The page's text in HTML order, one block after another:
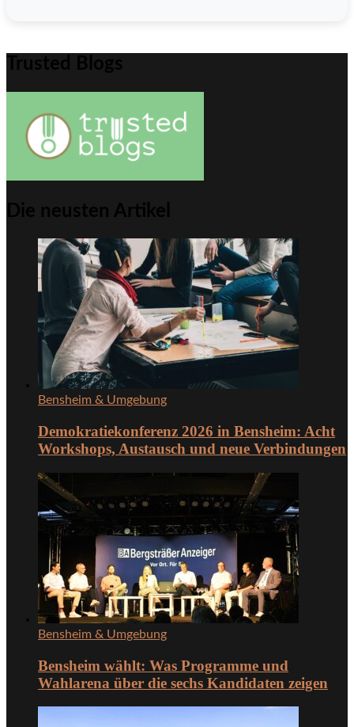
Trusted Blogs
Die neusten Artikel
Bensheim & Umgebung
Demokratiekonferenz 2026 in Bensheim: Acht
Workshops, Austausch und neue Verbindungen
Bensheim & Umgebung
Bensheim wählt: Was Programme und
Wahlarena über die sechs Kandidaten zeigen